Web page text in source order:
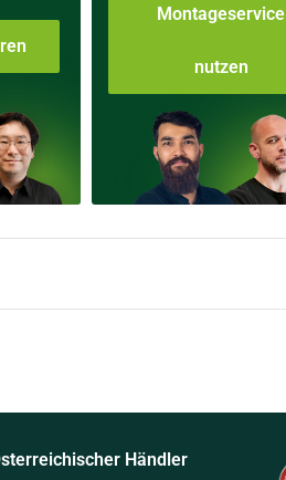
Montageservice
nutzen
Händler